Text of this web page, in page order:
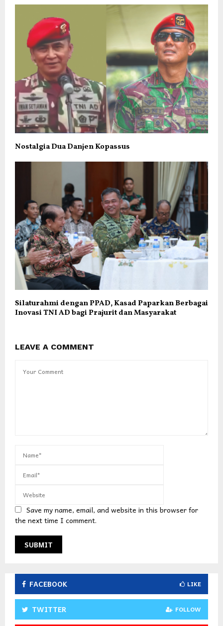
Nostalgia Dua Danjen Kopassus
Silaturahmi dengan PPAD, Kasad Paparkan Berbagai
Inovasi TNI AD bagi Prajurit dan Masyarakat
LEAVE A COMMENT
Save my name, email, and website in this browser for
the next time I comment.
FACEBOOK LIKE
TWITTER FOLLOW